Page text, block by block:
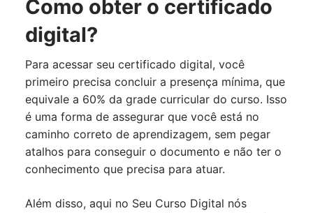
Como obter o certificado
digital?
Para acessar seu certificado digital, você
primeiro precisa concluir a presença mínima, que
equivale a 60% da grade curricular do curso. Isso
é uma forma de assegurar que você está no
caminho correto de aprendizagem, sem pegar
atalhos para conseguir o documento e não ter o
conhecimento que precisa para atuar.
Além disso, aqui no Seu Curso Digital nós